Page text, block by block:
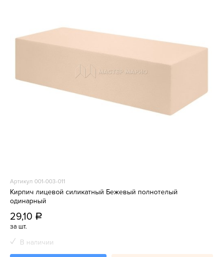
Артикул 001-003-011
Кирпич лицевой силикатный Бежевый полнотелый
одинарный
29,10 a
за шт.
В наличии